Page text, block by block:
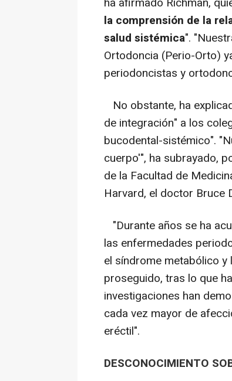
la comprensión de la
salud sistémica".
Ortodoncia (Perio-Orto)
periodoncistas y
No obstante, ha
de integración" a los
bucodental-sistémico".
cuerpo'", ha subrayado,
de la Facultad de
Harvard, el doctor Bruce
"Durante años se ha
las enfermedades
el síndrome metabólico
proseguido, tras lo que
investigaciones han
cada vez mayor de
eréctil".
DESCONOCIMIENTO